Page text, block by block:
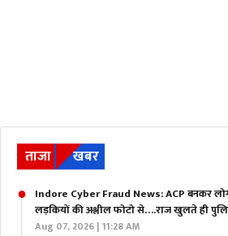
ताजा खबर
Indore Cyber Fraud News: ACP बनकर
लड़कियों की अश्लील फोटो से….राज खुलते ही
Aug 07, 2026 | 11:28 AM